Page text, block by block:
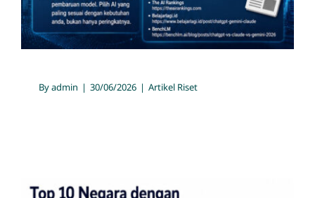
Byadmin | 30/06/2026 | Artikel Riset